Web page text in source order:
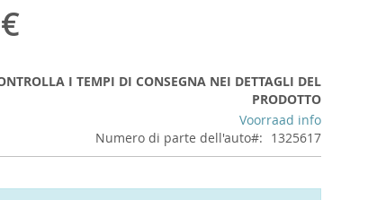
I TEMPI DI CONSEGNA NEI DETTAGLI DEL
PRODOTTO
Voorraad info
Numero di parte dell'auto
1325617